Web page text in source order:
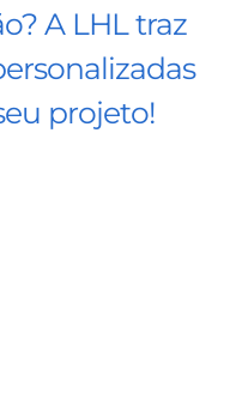
A LHL traz
projeto!